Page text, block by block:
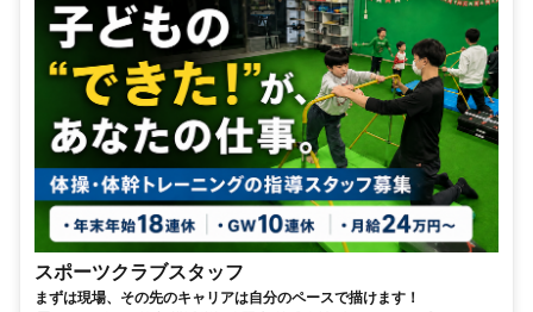
スポーツクラブスタッフ
まずは現場、その先のキャリアは自分のペースで描けます！